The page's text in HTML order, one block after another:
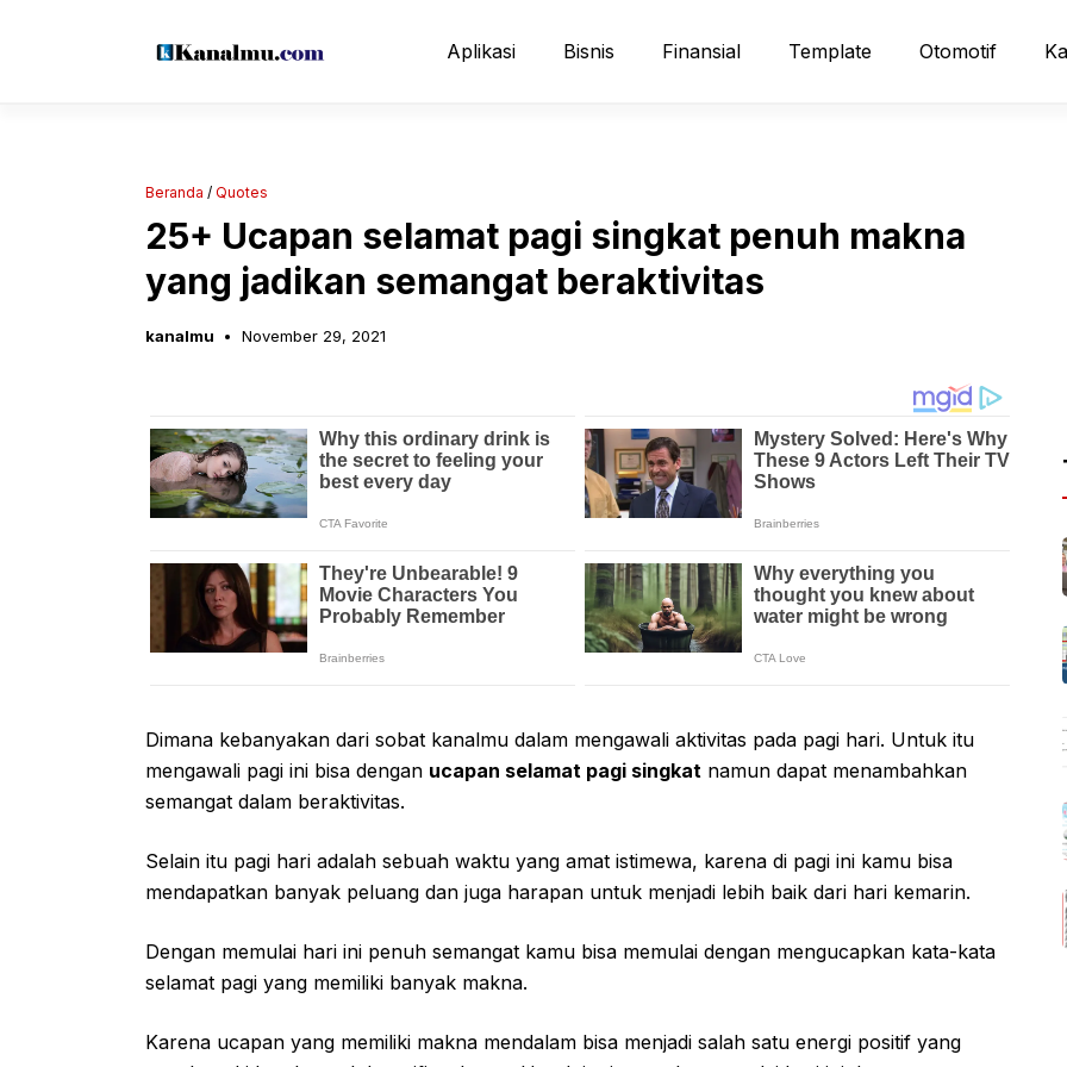
Aplikasi Bisnis Finansial Template Otomotif
Beranda / Quotes
25+ Ucapan selamat pagi singkat penuh makna
yang jadikan semangat beraktivitas
kanalmu November 29, 2021
Dimana kebanyakan dari sobat kanalmu dalam mengawali aktivitas pada pagi hari. Untuk itu
mengawali pagi ini bisa dengan ucapan selamat pagi singkat namun dapat menambahkan
semangat dalam beraktivitas.
Selain itu pagi hari adalah sebuah waktu yang amat istimewa, karena di pagi ini kamu bisa
mendapatkan banyak peluang dan juga harapan untuk menjadi lebih baik dari hari kemarin.
Dengan memulai hari ini penuh semangat kamu bisa memulai dengan mengucapkan kata-kata
selamat pagi yang memiliki banyak makna.
Karena ucapan yang memiliki makna mendalam bisa menjadi salah satu energi positif yang